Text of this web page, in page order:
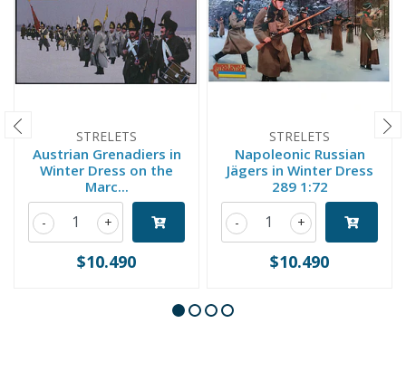
STRELETS
Austrian Grenadiers in
Winter Dress on the
Marc...
+
-
$10.490
STRELETS
Napoleonic Russian
Jägers in Winter Dress
289 1:72
+
-
$10.490